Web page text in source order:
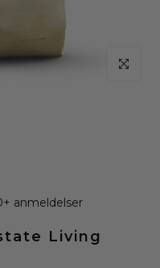
klik for at
anmeldelser
Living